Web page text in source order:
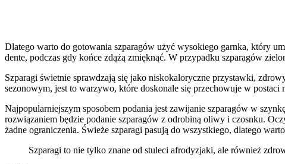
Dlatego warto do gotowania szparagów użyć wysokiego garnka, który
dente, podczas gdy końce zdążą zmięknąć. W przypadku szparagów
Szparagi świetnie sprawdzają się jako niskokaloryczne przystawki,
sezonowym, jest to warzywo, które doskonale się przechowuje w
Najpopularniejszym sposobem podania jest zawijanie szparagów w
rozwiązaniem będzie podanie szparagów z odrobiną oliwy i czosnku.
żadne ograniczenia. Świeże szparagi pasują do wszystkiego, dlatego
Szparagi to nie tylko znane od stuleci afrodyzjaki, ale również